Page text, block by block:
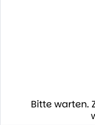
Bitte warten.